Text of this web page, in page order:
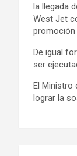
la llegada
West Jet
promoción
De igual
ser
El Ministro
lograr la